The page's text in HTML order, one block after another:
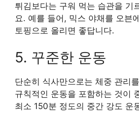
튀김보다는 구워 먹는 습관을 기
요. 예를 들어, 믹스 야채를 오븐
토핑으로 올리면 좋답니다.
5. 꾸준한 운동
단순히 식사만으로는 체중 관리
규칙적인 운동을 포함하는 것이
최소 150분 정도의 중간 강도 운